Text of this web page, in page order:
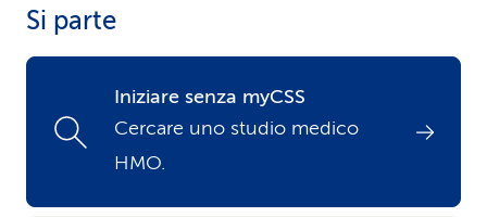
n
t
i
Si parte
Iniziare senza myCSS
Cercare uno studio medico
HMO.